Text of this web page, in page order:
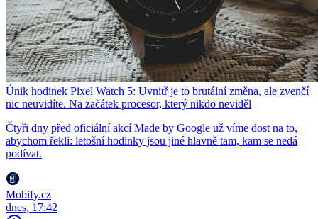
Únik hodinek Pixel Watch 5: Uvnitř je to brutální změna, ale zvenčí
nic neuvidíte. Na začátek procesor, který nikdo neviděl
Čtyři dny před oficiální akcí Made by Google už víme dost na to,
abychom řekli: letošní hodinky jsou jiné hlavně tam, kam se nedá
podívat.
Mobify.cz
dnes, 17:42